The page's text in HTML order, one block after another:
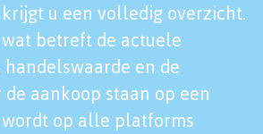
u een volledig overzicht.
betreft de actuele
en de
aankoop staan op een
wordt op alle platforms